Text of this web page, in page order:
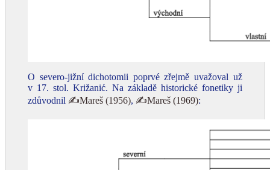
O severo-jižní dichotomii poprvé zřejmě uvažoval už
v 17. stol. Križanić. Na základě historické fonetiky ji
zdůvodnil ✍Mareš (1956), ✍Mareš (1969):